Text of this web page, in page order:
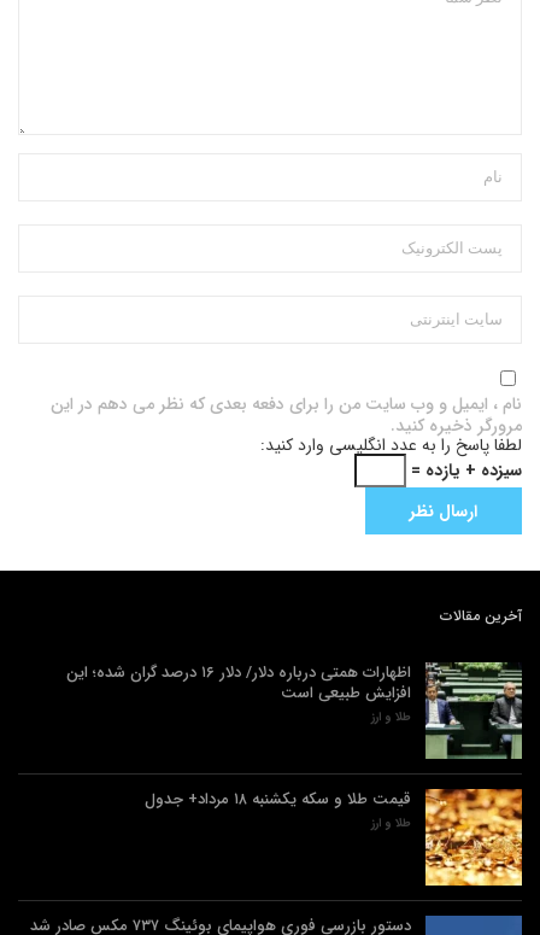
نام ، ایمیل و وب سایت من را برای دفعه بعدی که نظر می دهم در این
مرورگر ذخیره کنید.
لطفا پاسخ را به عدد انگلیسی وارد کنید:
سیزده + یازده =
آخرین مقالات
اظهارات همتی درباره دلار/ دلار ۱۶ درصد گران شده؛ این
افزایش طبیعی است
طلا و ارز
قیمت طلا و سکه یکشنبه ۱۸ مرداد+ جدول
طلا و ارز
دستور بازرسی فوری هواپیمای بوئینگ ۷۳۷ مکس صادر شد